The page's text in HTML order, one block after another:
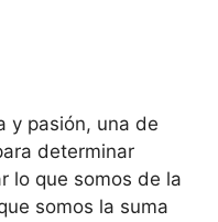
y pasión, una de
determinar
lo que somos de la
somos la suma